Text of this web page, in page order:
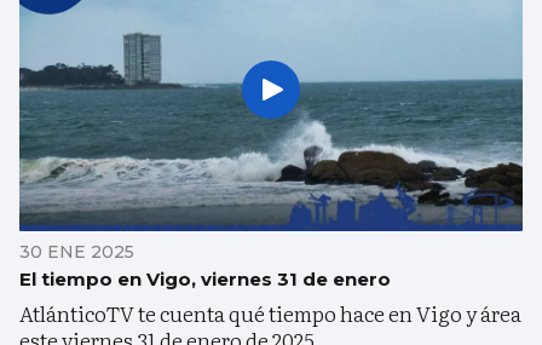
30 ENE 2025
El tiempo en Vigo, viernes 31 de enero
AtlánticoTV te cuenta qué tiempo hace en Vigo y área